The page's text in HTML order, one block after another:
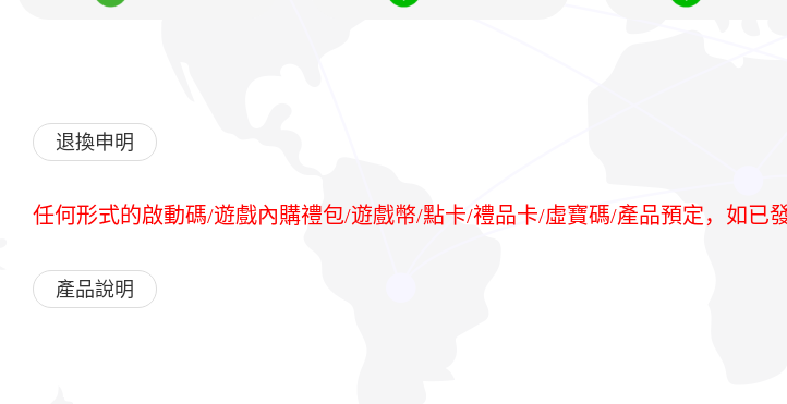
退換申明
任何形式的啟動碼/遊戲內購禮包/遊戲幣/點卡/禮品卡/虛寶碼/產品預定，如已
產品說明